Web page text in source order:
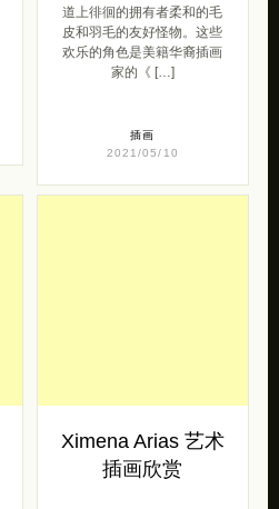
道上徘徊的拥有者柔和的毛
皮和羽毛的友好怪物。这些
欢乐的角色是美籍华裔插画
家的《 […]
插画
2021/05/10
Ximena Arias 艺术
插画欣赏